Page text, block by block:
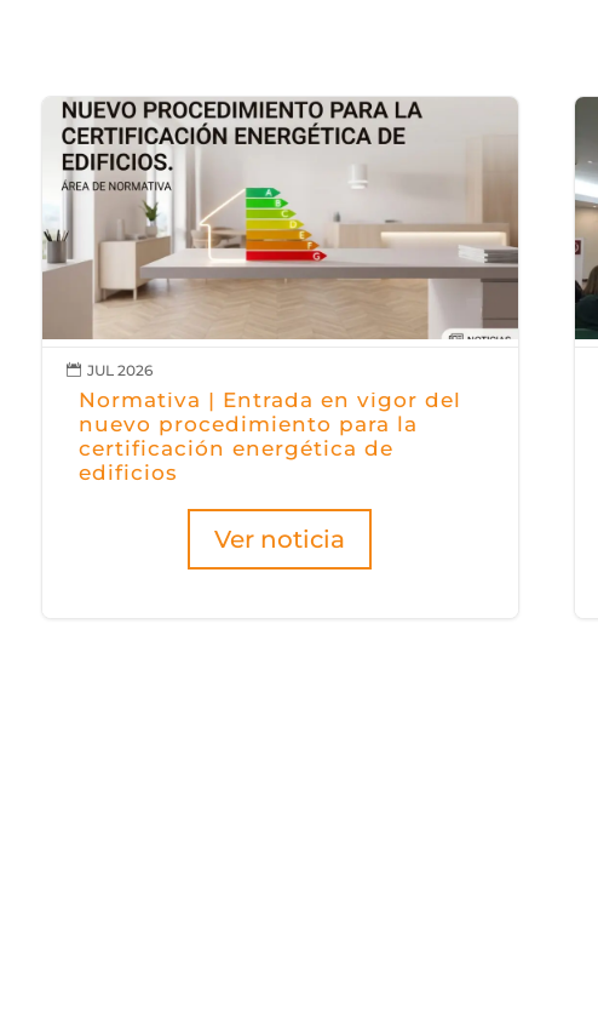
Normativa | Entrada en vigor del
nuevo procedimiento para la
certificación energética de
edificios
Ver noticia
 JUL 2026